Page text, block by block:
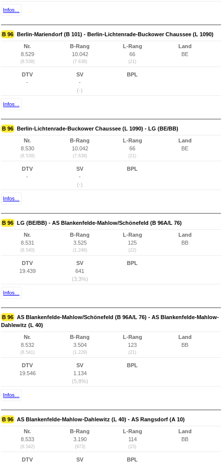
Infos...
B 96 Berlin-Mariendorf (B 101) - Berlin-Lichtenrade-Buckower Chaussee (L 1090)
Nr.
8.529
(8.538)
B-Rang
10.042
(7.638)
L-Rang
66
(21)
Land
BE
DTV
-
SV
-
(-)
BPL
Infos...
B 96 Berlin-Lichtenrade-Buckower Chaussee (L 1090) - LG (BE/BB)
Nr.
8.530
(8.539)
B-Rang
10.042
(7.638)
L-Rang
66
(21)
Land
BE
DTV
-
SV
-
(-)
BPL
Infos...
B 96 LG (BE/BB) - AS Blankenfelde-Mahlow/Schönefeld (B 96A/L 76)
Nr.
8.531
(8.540)
B-Rang
3.525
(1.246)
L-Rang
125
(22)
Land
BB
DTV
19.439
SV
641
(3,3%)
BPL
Infos...
B 96 AS Blankenfelde-Mahlow/Schönefeld (B 96A/L 76) - AS Blankenfelde-Mahlow-
Dahlewitz (L 40)
Nr.
8.532
(8.541)
B-Rang
3.504
(1.229)
L-Rang
123
(21)
Land
BB
DTV
19.546
SV
1.134
(5,8%)
BPL
Infos...
B 96 AS Blankenfelde-Mahlow-Dahlewitz (L 40) - AS Rangsdorf (A 10)
Nr.
8.533
(8.542)
B-Rang
3.190
(973)
L-Rang
114
(15)
Land
BB
DTV
SV
BPL